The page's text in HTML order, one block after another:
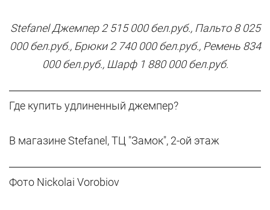
Stefanel Джемпер 2 515 000 бел.руб., Пальто 8 025
000 бел.руб., Брюки 2 740 000 бел.руб., Ремень 834
000 бел.руб., Шарф 1 880 000 бел.руб.
Где купить удлиненный джемпер?
В магазине Stefanel, ТЦ "Замок", 2-ой этаж
Фото Nickolai Vorobiov